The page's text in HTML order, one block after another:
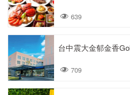
639
台中震大金郁金香
709